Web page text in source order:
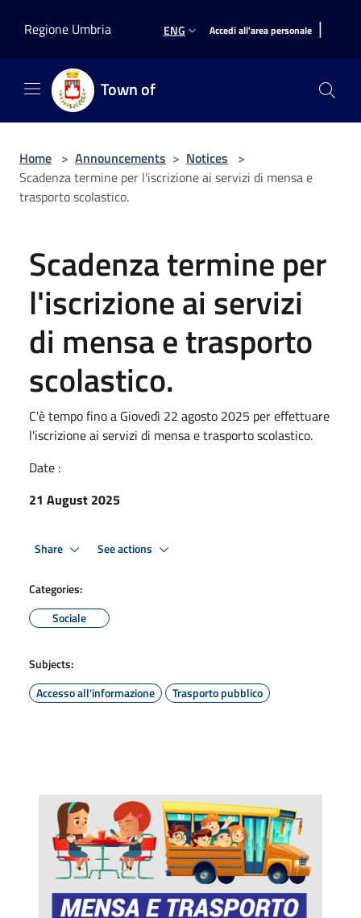
Regione Umbria
ENG Accedi all'area personale |
Town of
Home > Announcements > Notices >
Scadenza termine per l'iscrizione ai servizi di mensa e
trasporto scolastico.
Scadenza termine per
l'iscrizione ai servizi
di mensa e trasporto
scolastico.
C'è tempo fino a Giovedì 22 agosto 2025 per effettuare
l'iscrizione ai servizi di mensa e trasporto scolastico.
Date :
21 August 2025
Share See actions
Categories:
Sociale
Subjects:
Accesso all'informazione
Trasporto pubblico